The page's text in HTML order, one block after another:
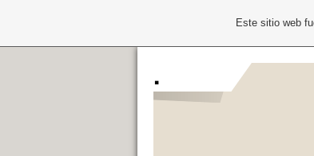
.
Este sitio web